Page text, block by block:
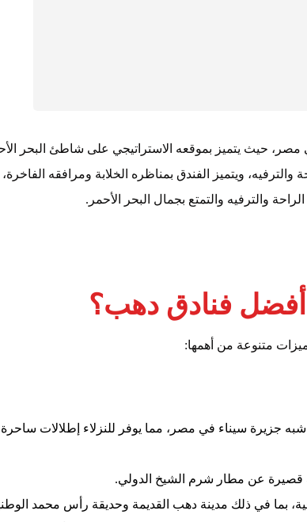
حيث يتميز بموقعه الاستراتيجي على شاطئ البحر
ويتميز الفندق بمناظره الخلابة ومرافقه الفاخرة،
والترفيه والتمتع بجمال البحر الأحمر.
أفضل فنادق دهب؟
متنوعة من أهمها:
جزيرة سيناء في مصر، مما يوفر للنزلاء إطلالات ساحرة
قصيرة عن مطار شرم الشيخ الدولي.
بما في ذلك مدينة دهب القديمة وحديقة رأس محمد